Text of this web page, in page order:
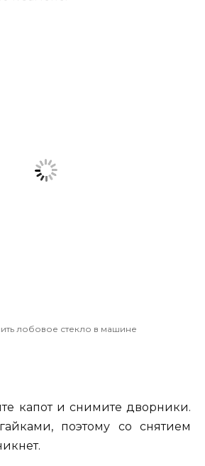
лобовое стекло в машине
капот и снимите дворники.
поэтому со снятием